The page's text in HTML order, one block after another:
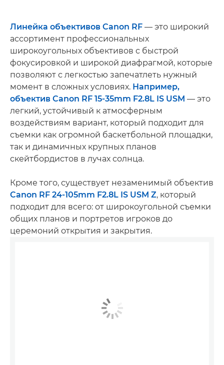
Линейка объективов Canon RF — это широкий
ассортимент профессиональных
широкоугольных объективов с быстрой
фокусировкой и широкой диафрагмой, которые
позволяют с легкостью запечатлеть нужный
момент в сложных условиях. Например,
объектив Canon RF 15-35mm F2.8L IS USM — это
легкий, устойчивый к атмосферным
воздействиям вариант, который подходит для
съемки как огромной баскетбольной площадки,
так и динамичных крупных планов
скейтбордистов в лучах солнца.
Кроме того, существует незаменимый объектив
Canon RF 24-105mm F2.8L IS USM Z, который
подходит для всего: от широкоугольной съемки
общих планов и портретов игроков до
церемоний открытия и закрытия.